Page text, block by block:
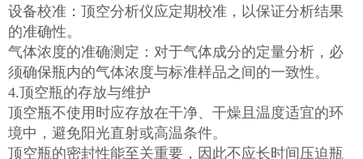
设备校准：顶空分析仪应定期校准，以保证分析结果
的准确性。
气体浓度的准确测定：对于气体成分的定量分析，必
须确保瓶内的气体浓度与标准样品之间的一致性。
4.顶空瓶的存放与维护
顶空瓶不使用时应存放在干净、干燥且温度适宜的环
境中，避免阳光直射或高温条件。
顶空瓶的密封性能至关重要，因此不应长时间压迫瓶